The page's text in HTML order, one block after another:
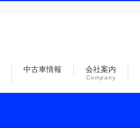
中古車情報 会社案内
Company